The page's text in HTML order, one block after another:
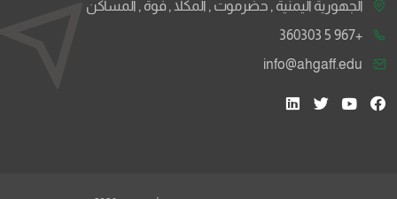
الجهورية اليمنية , حضرموت , المكلا , فوة , المساكن
+967 5 360303
info@ahgaff.edu